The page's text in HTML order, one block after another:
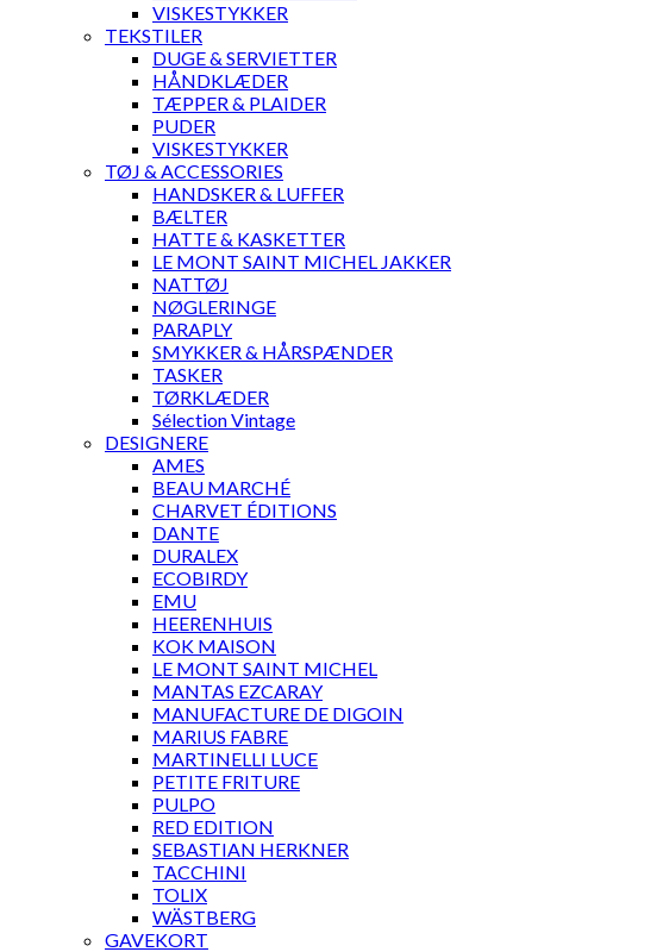
VISKESTYKKER
TEKSTILER
DUGE & SERVIETTER
HÅNDKLÆDER
TÆPPER & PLAIDER
PUDER
VISKESTYKKER
TØJ & ACCESSORIES
HANDSKER & LUFFER
BÆLTER
HATTE & KASKETTER
LE MONT SAINT MICHEL JAKKER
NATTØJ
NØGLERINGE
PARAPLY
SMYKKER & HÅRSPÆNDER
TASKER
TØRKLÆDER
Sélection Vintage
DESIGNERE
AMES
BEAU MARCHÉ
CHARVET ÉDITIONS
DANTE
DURALEX
ECOBIRDY
EMU
HEERENHUIS
KOK MAISON
LE MONT SAINT MICHEL
MANTAS EZCARAY
MANUFACTURE DE DIGOIN
MARIUS FABRE
MARTINELLI LUCE
PETITE FRITURE
PULPO
RED EDITION
SEBASTIAN HERKNER
TACCHINI
TOLIX
WÄSTBERG
GAVEKORT